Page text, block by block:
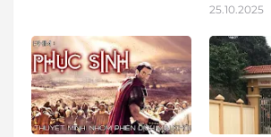
25.10.2025